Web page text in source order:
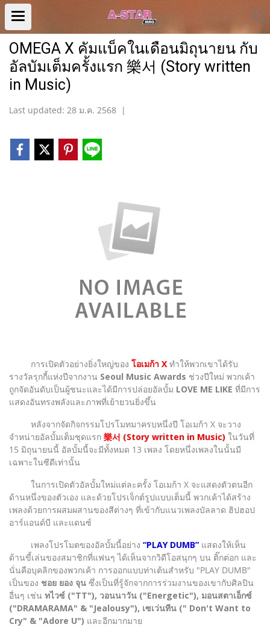
OMEGA X คัมแบ็คในเดือนมิถุนายน กับ
อัลบัมเต็มครั้งแรก 樂서 (Story written
in Music)
Last updated: 28 ม.ค. 2568 |
การเปิดตัวอย่างยิ่งใหญ่ของ โอเมก้า X ทำให้พวกเขาได้รับ
รางวัลรุกกี้แห่งปีจากงาน Seoul Music Awards ช่วงปีใหม่ พวกเค้า
ถูกจัดอันดับเป็นผู้ชนะและได้มีการปล่อยอัลบั้ม LOVE ME LIKE ที่มีการ
แสดงอันทรงพลังและภาพที่เย้ายวนยิ่งขึ้น
หลังจากจัดกิจกรรมโปรโมทมาครบหนึ่งปี โอเมก้า X จะวาง
จำหน่ายอัลบั้มเต็มชุดแรก 樂서 (Story written in Music) ในวันที่
15 มิถุนายนนี้ อัลบั้มนี้จะมีทั้งหมด 13 เพลง โดยหนึ่งเพลงในนั้นมี
เฉพาะในซีดีเท่านั้น
ในการเปิดตัวอัลบั้มใหม่แต่ละครั้ง โอเมก้า X จะแสดงตัวตนอีก
ด้านหนึ่งของตัวเอง และด้วยโปรเจ็กต์รูปแบบเต็มนี้ พวกเค้าได้สร้าง
เพลงด้วยการผสมผสานของสีต่างๆ ที่เข้ากับแนวเพลงบัลลาด ฮิปฮอป
อาร์แอนด์บี และแดนซ์
เพลงโปรโมตของอัลบั้มนี้อย่าง “PLAY DUMB” แสดงให้เห็น
ด้านขี้เล่นของสมาชิกที่แฟนๆ ได้เห็นจากวิดีโอสนุกๆ บน ติ๊กต่อก และ
นั่นคือบุคลิกของพวกเค้า การออกแบบท่าเต้นสำหรับ "PLAY DUMB"
เป็นของ ชอย ยอง จุน ซึ่งเป็นที่รู้จักจากการร่วมงานของเขากับศิลปิน
อื่นๆ เช่น ทไวซ์ ("TT"), วอนนาวัน ("Energetic"), มอนสตาเอ็กซ์
("DRAMARAMA" & "Jealousy"), เซเว่นทีน (" Don't Want to
Cry" & "Adore U") และอีกมากมาย